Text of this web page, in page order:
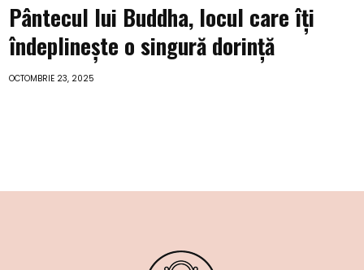
Pântecul lui Buddha, locul care îți
îndeplinește o singură dorință
OCTOMBRIE 23, 2025